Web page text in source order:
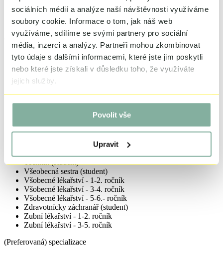
sociálních médií a analýze naší návštěvnosti využíváme
soubory cookie. Informace o tom, jak náš web
využíváme, sdílíme se svými partnery pro sociální
média, inzerci a analýzy. Partneři mohou zkombinovat
tyto údaje s dalšími informacemi, které jste jim poskytli
nebo které jste získali v důsledku toho, že využíváte
jejich služby.
Povolit vše
Upravit
Vnitřní lékařství
Všeobecné praktické lékařství
(Preferovaná) specializace
(Preferovaná) specializace
Dětská sestra (student)
Ergoterapeur (student)
Fyzioterapeut (student)
Porodní asistentka (student)
Praktická sestra (student)
Technik (student)
Všeobecná sestra (student)
Všobecné lékařství - 1-2. ročník
Všobecné lékařství - 3-4. ročník
Všobecné lékařství - 5-6.- ročník
Zdravotnícky záchranář (student)
Zubní lékařství - 1-2. ročník
Zubní lékařství - 3-5. ročník
(Preferovaná) specializace